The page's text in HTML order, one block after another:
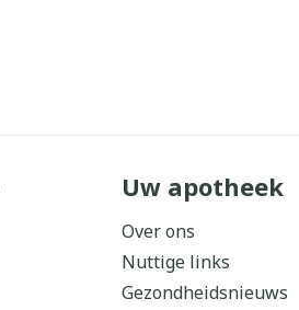
Uw apotheek
Over ons
Nuttige links
Gezondheidsnieuws